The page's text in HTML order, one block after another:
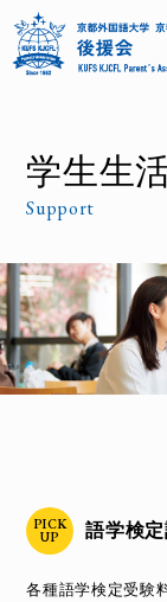
学生生
Support
PICK
UP 語学検
各種語学検定受験